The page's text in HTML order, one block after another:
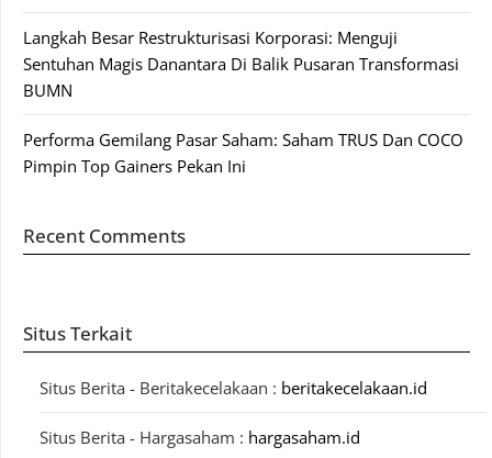
Langkah Besar Restrukturisasi Korporasi: Menguji
Sentuhan Magis Danantara Di Balik Pusaran Transformasi
BUMN
Performa Gemilang Pasar Saham: Saham TRUS Dan COCO
Pimpin Top Gainers Pekan Ini
Recent Comments
Situs Terkait
Situs Berita - Beritakecelakaan : beritakecelakaan.id
Situs Berita - Hargasaham : hargasaham.id